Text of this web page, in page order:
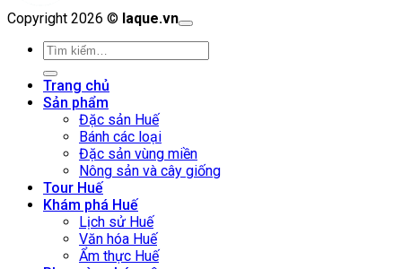
Copyright 2026 © laque.vn
Tìm
kiếm:
Trang chủ
Sản phẩm
Đặc sản Huế
Bánh các loại
Đặc sản vùng miền
Nông sản và cây giống
Tour Huế
Khám phá Huế
Lịch sử Huế
Văn hóa Huế
Ẩm thực Huế